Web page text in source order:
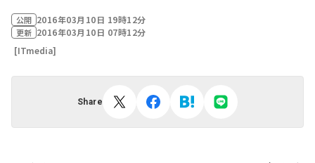
公開 2016年03月10日 19時12分
更新 2016年03月10日 07時12分
[ITmedia]
Share